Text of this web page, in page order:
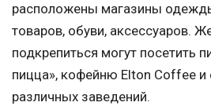
расположены магазины
товаров, обуви, аксессуаров.
подкрепиться могут посетить
пицца», кофейню Elton Coffee
различных заведений.